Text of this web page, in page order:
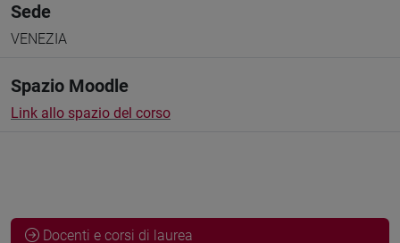
Sede
VENEZIA
Spazio Moodle
Link allo spazio del corso
Docenti e corsi di laurea